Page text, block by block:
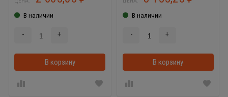
В наличии
- +
В корзину В корзинке
В наличии
- +
В корзину